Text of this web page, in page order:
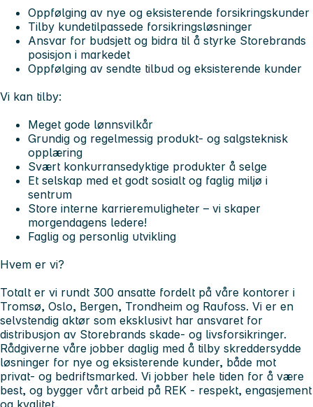
Oppfølging av nye og eksisterende forsikringskunder
Tilby kundetilpassede forsikringsløsninger
Ansvar for budsjett og bidra til å styrke Storebrands
posisjon i markedet
Oppfølging av sendte tilbud og eksisterende kunder
Vi kan tilby:
Meget gode lønnsvilkår
Grundig og regelmessig produkt- og salgsteknisk
opplæring
Svært konkurransedyktige produkter å selge
Et selskap med et godt sosialt og faglig miljø i
sentrum
Store interne karrieremuligheter – vi skaper
morgendagens ledere!
Faglig og personlig utvikling
Hvem er vi?
Totalt er vi rundt 300 ansatte fordelt på våre kontorer i
Tromsø, Oslo, Bergen, Trondheim og Raufoss. Vi er en
selvstendig aktør som eksklusivt har ansvaret for
distribusjon av Storebrands skade- og livsforsikringer.
Rådgiverne våre jobber daglig med å tilby skreddersydde
løsninger for nye og eksisterende kunder, både mot
privat- og bedriftsmarked. Vi jobber hele tiden for å være
best, og bygger vårt arbeid på REK - respekt, engasjement
og kvalitet.